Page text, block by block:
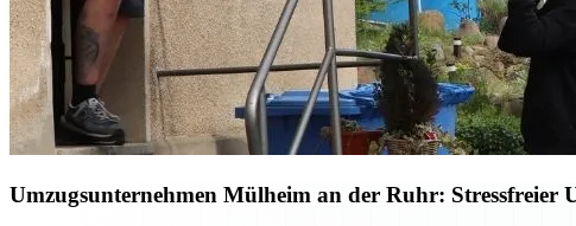
Umzugsunternehmen Mülheim an der Ruhr: Stressfreier